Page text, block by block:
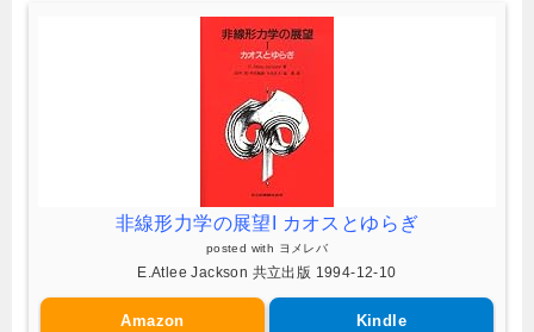
非線形力学の展望I カオスとゆらぎ
posted with ヨメレバ
E.Atlee Jackson 共立出版 1994-12-10
Amazon Kindle